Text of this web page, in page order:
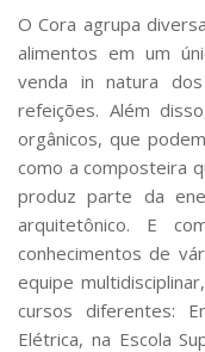
Defesa de Teses
O Cora agrupa
alimentos em um
venda in natura
refeições. Além
orgânicos, que
como a composteira
produz parte da
arquitetônico. E
conhecimentos de
equipe
cursos diferentes:
Elétrica, na Escola